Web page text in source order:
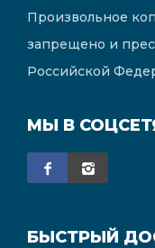
Произвольное
запрещено и
Российской
МЫ В
БЫСТРЫЙ